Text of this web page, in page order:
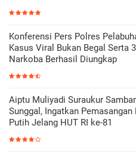
Konferensi Pers Polres
Kasus Viral Bukan Begal Serta
Narkoba Berhasil Diungkap
Aiptu Muliyadi Suraukur
Sunggal, Ingatkan Pemasangan
Putih Jelang HUT RI ke-81